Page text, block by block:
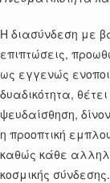
Η διασύνδεση με
επιπτώσεις,
ως εγγενώς
δυαδικότητα,
ψευδαίσθηση,
η προοπτική
καθώς κάθε
κοσμικής σύνδεσης.